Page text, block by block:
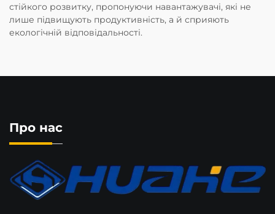
стійкого розвитку, пропонуючи навантажувачі, які не
лише підвищують продуктивність, а й сприяють
екологічній відповідальності.
Про нас